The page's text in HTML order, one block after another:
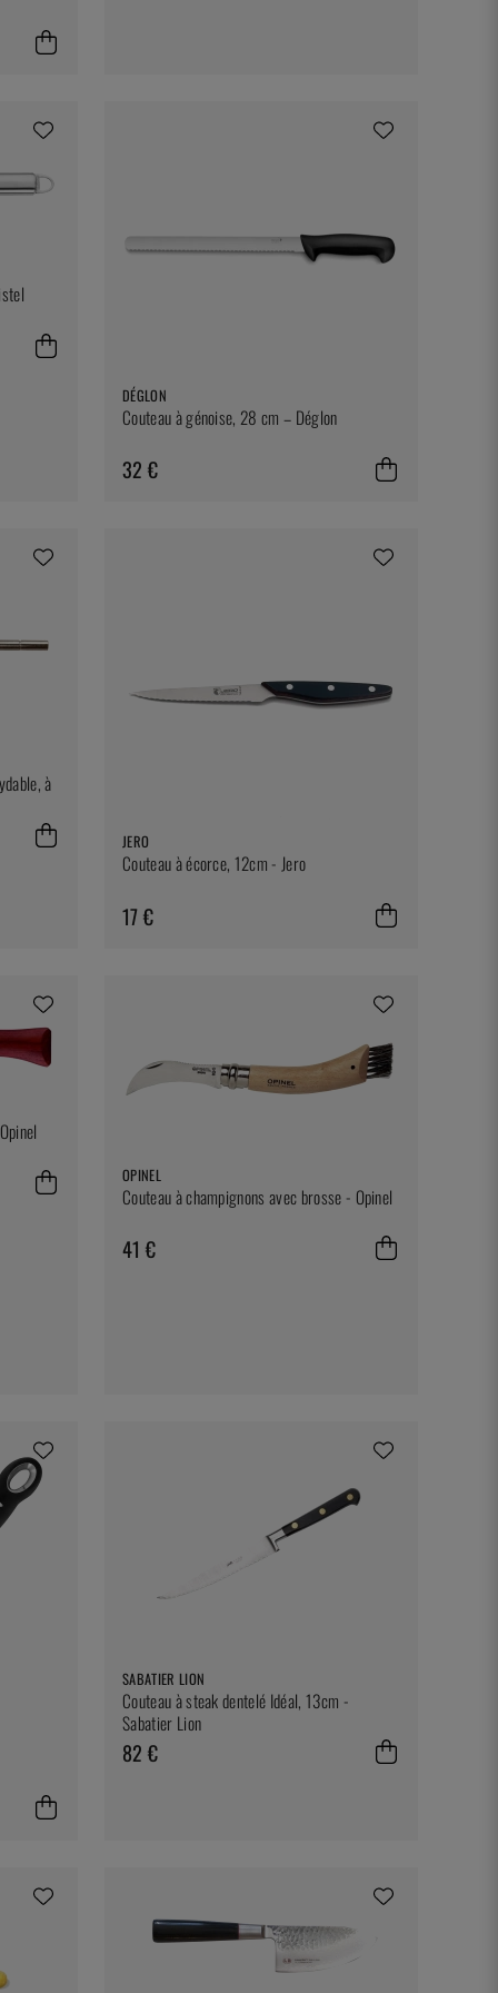
DÉGLON
Couteau à génoise, 28 cm – Déglon
32 €
à
JERO
Couteau à écorce, 12cm - Jero
17 €
OPINEL
Couteau à champignons avec brosse - Opinel
41 €
SABATIER LION
Couteau à steak dentelé Idéal, 13cm -
Sabatier Lion
82 €